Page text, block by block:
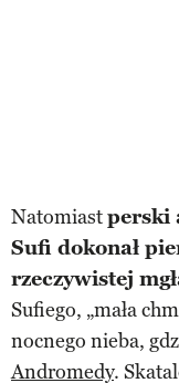
Natomiastperski
Sufi dokonał
rzeczywistej
Sufiego, „mała
nocnego nieba,
Andromedy.